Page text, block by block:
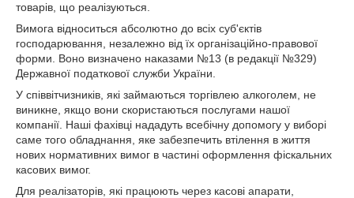
товарів, що реалізуються.
Вимога відноситься абсолютно до всіх суб'єктів
господарювання, незалежно від їх організаційно-правової
форми. Воно визначено наказами №13 (в редакції №329)
Державної податкової служби України.
У співвітчизників, які займаються торгівлею алкоголем, не
виникне, якщо вони скористаються послугами нашої
компанії. Наші фахівці нададуть всебічну допомогу у виборі
саме того обладнання, яке забезпечить втілення в життя
нових нормативних вимог в частині оформлення фіскальних
касових вимог.
Для реалізаторів, які працюють через касові апарати,